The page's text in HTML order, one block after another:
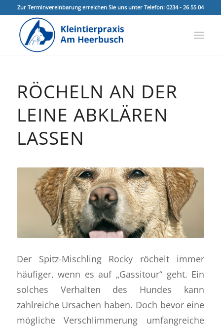
Zur Terminvereinbarung erreichen Sie uns unter Telefon: 0234 - 26 55 04
RÖCHELN AN DER
LEINE ABKLÄREN
LASSEN
Der Spitz-Mischling Rocky röchelt immer
häufiger, wenn es auf „Gassitour“ geht. Ein
solches Verhalten des Hundes kann
zahlreiche Ursachen haben. Doch bevor eine
mögliche Verschlimmerung umfangreiche